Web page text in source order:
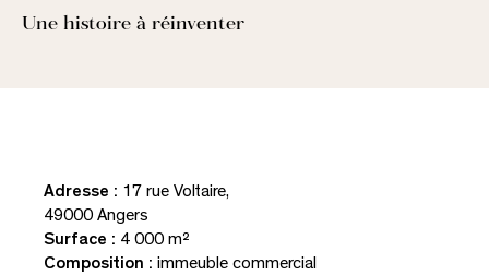
Presse & social media
Une histoire à réinventer
Adresse : 17 rue Voltaire,
49000 Angers
Surface : 4 000 m²
Composition : immeuble commercial